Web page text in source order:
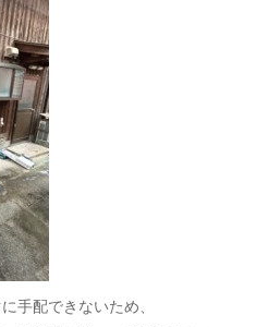
手配できないため、